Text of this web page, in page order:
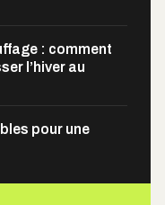
: comment
l’hiver au
pour une